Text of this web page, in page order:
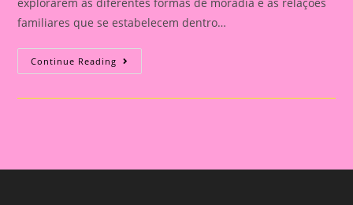
explorarem as diferentes formas de moradia e as relações
familiares que se estabelecem dentro…
Continue Reading Planejamento
Semana
O